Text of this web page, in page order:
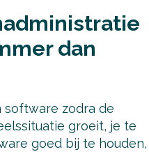
dan
software zodra de
groeit, je te
goed bij te houden,